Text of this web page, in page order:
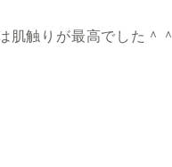
肌触りが最高でした＾＾